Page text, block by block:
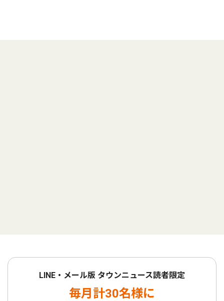
LINE・メール版 タウンニュース読者限定
毎月計30名様に